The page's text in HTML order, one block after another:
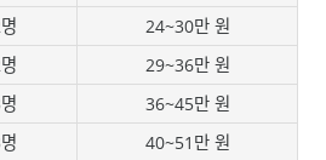
24~30만 원
29~36만 원
36~45만 원
40~51만 원